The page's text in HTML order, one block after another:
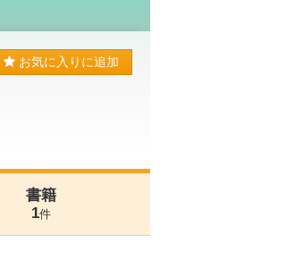
お気に入りに追加
書籍
1件